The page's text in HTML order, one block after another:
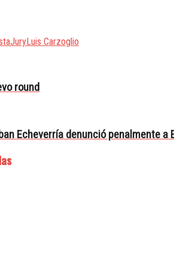
JuryLuis Carzoglio
round
Echeverría denunció penalmente a